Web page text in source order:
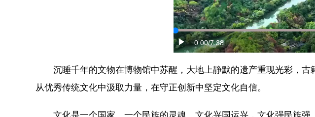
0:00/7:38
沉睡千年的文物在博物馆中苏醒，大地上静默的遗产重现光彩，古
从优秀传统文化中汲取力量，在守正创新中坚定文化自信。
文化是一个国家、一个民族的灵魂。文化兴国运兴，文化强民族强